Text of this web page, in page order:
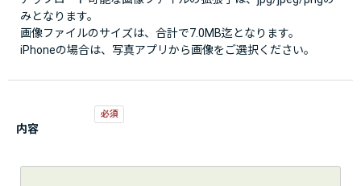
みとなります。
画像ファイルのサイズは、合計で7.0MB迄となります。
iPhoneの場合は、写真アプリから画像をご選択ください。
内容